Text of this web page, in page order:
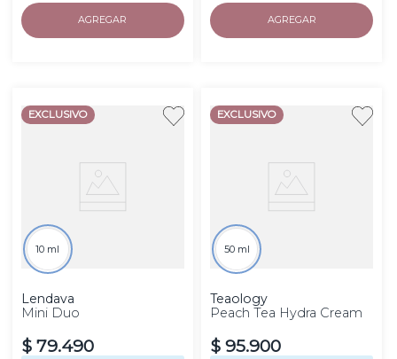
AGREGAR AGREGAR
EXCLUSIVO
10 ml
Lendava
Mini Duo
$ 79.490
EXCLUSIVO
50 ml
Teaology
Peach Tea Hydra Cream
$ 95.900